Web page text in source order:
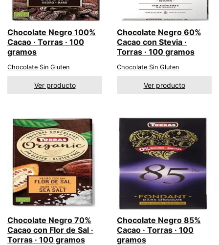
Chocolate Negro 100%
Cacao · Torras · 100
gramos
Chocolate Sin Gluten
Ver producto
Chocolate Negro 60%
Cacao con Stevia ·
Torras · 100 gramos
Chocolate Sin Gluten
Ver producto
Chocolate Negro 70%
Cacao con Flor de Sal ·
Torras · 100 gramos
Chocolate Negro 85%
Cacao · Torras · 100
gramos